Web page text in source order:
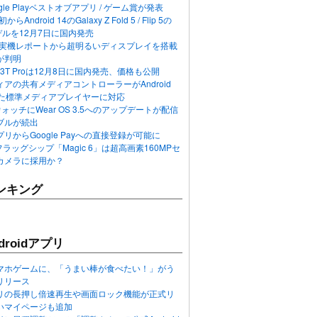
Playベストオブアプリ / ゲーム賞が発表
からAndroid 14のGalaxy Z Fold 5 / Flip 5の
を12月7日に国内発売
機レポートから超明るいディスプレイを搭載
判明
Proは12月8日に国内発売、価格も公開
アの共有メディアコントローラーがAndroid
標準メディアプレイヤーに対応
ッチにWear OS 3.5へのアップデートが配信
ルが続出
リからGoogle Payへの直接登録が可能に
ッグシップ「Magic 6」は超高画素160MPセ
メラに採用か？
キング
アプリ
ホゲームに、「うまい棒が食べたい！」がう
リース
の長押し倍速再生や画面ロック機能が正式リ
マイページも追加